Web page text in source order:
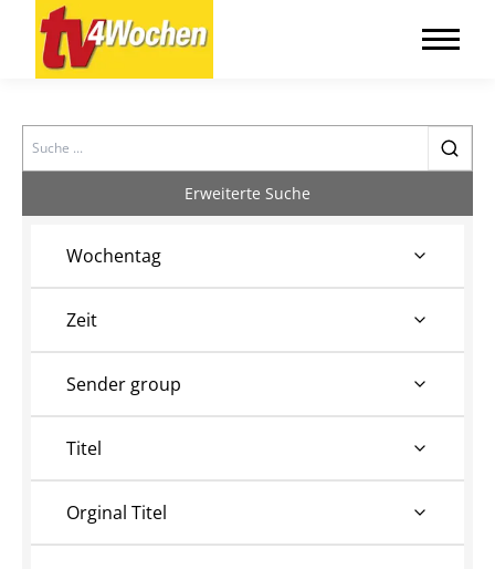
Search
Erweiterte Suche
Wochentag
Zeit
Sender group
Titel
Orginal Titel